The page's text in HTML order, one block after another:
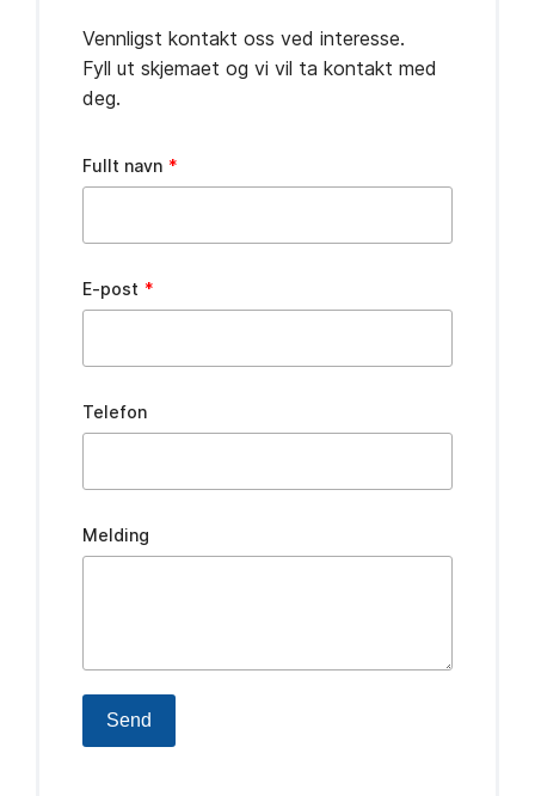
Vennligst kontakt oss ved interesse.
Fyll ut skjemaet og vi vil ta kontakt med
deg.
this
Fullt navn
E-post
Telefon
Melding
Send